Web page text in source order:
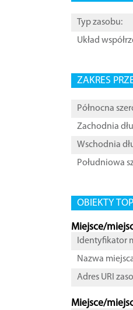
Typ zasobu:
Układ
ZAKRES
Północna
Zachodnia
Wschodnia
Południowa
OBIEKTY
Miejsce/
Identyfikator
Nazwa
Adres URI
Miejsce/